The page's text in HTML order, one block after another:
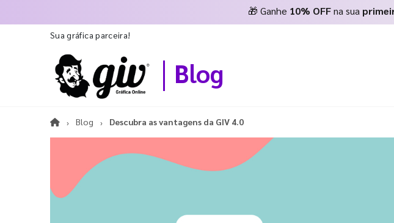
🎁 Ganhe 10% OFFna sua
Sua gráfica parceira!
Blog
Blog Descubra as vantagens da GIV 4.0